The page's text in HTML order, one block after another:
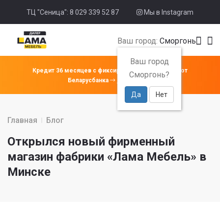
ТЦ "Сеница": 8 029 339 52 87 Мы в Instagram
Ваш город: Сморгонь
Ваш город
Сморгонь?
Да Нет
Кредит 36 месяцев с фиксированной ставкой 4% от
Беларусбанка
Подробнее
Главная Блог
Открылся новый фирменный
магазин фабрики «Лама Мебель» в
Минске